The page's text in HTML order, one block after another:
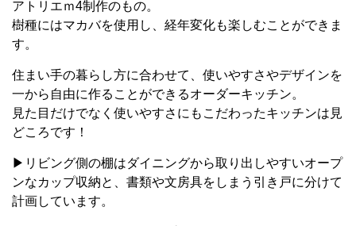
アトリエｍ4制作のもの。
樹種にはマカバを使用し、経年変化も楽しむことができま
す。
住まい手の暮らし方に合わせて、使いやすさやデザインを
一から自由に作ることができるオーダーキッチン。
見た目だけでなく使いやすさにもこだわったキッチンは見
どころです！
▶リビング側の棚はダイニングから取り出しやすいオープ
ンなカップ収納と、書類や文房具をしまう引き戸に分けて
計画しています。